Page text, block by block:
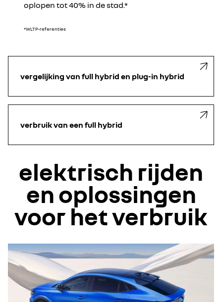
oplopen tot 40% in de stad.*
*WLTP-referenties
vergelijking van full hybrid en plug-in hybrid
verbruik van een full hybrid
elektrisch rijden
en oplossingen
voor het verbruik